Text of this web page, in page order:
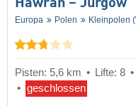
Hawrań – Jurgów
Europa Polen Kleinpolen
Pisten: 5,6 km Lifte: 8
geschlossen